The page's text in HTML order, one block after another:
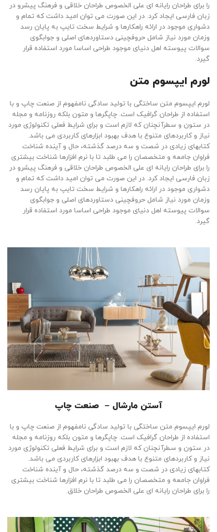
را برای طراحان رایانه ای علی الخصوص طراحان خلاقی و فرهنگ پیشرو در
زبان فارسی ایجاد کرد. در این صورت می توان امید داشت که تمام و
دشواری موجود در ارائه راهکارها و شرایط سخت تایپ به پایان رسد
وزمان مورد نیاز شامل حروفچینی دستاوردهای اصلی و جوابگوی
سوالات پیوسته اهل دنیای موجود طراحی اساسا مورد استفاده قرار
گیرد.
لورم ایپسوم متن
لورم ایپسوم متن ساختگی با تولید سادگی نامفهوم از صنعت چاپ و با
استفاده از طراحان گرافیک است. چاپگرها و متون بلکه روزنامه و مجله
در ستون و سطرآنچنان که لازم است و برای شرایط فعلی تکنولوژی مورد
نیاز و کاربردهای متنوع با هدف بهبود ابزارهای کاربردی می باشد.
کتابهای زیادی در شصت و سه درصد گذشته، حال و آینده شناخت
فراوان جامعه و متخصصان را می طلبد تا با نرم افزارها شناخت بیشتری
را برای طراحان رایانه ای علی الخصوص طراحان خلاقی و فرهنگ پیشرو در
زبان فارسی ایجاد کرد. در این صورت می توان امید داشت که تمام و
دشواری موجود در ارائه راهکارها و شرایط سخت تایپ به پایان رسد
وزمان مورد نیاز شامل حروفچینی دستاوردهای اصلی و جوابگوی
سوالات پیوسته اهل دنیای موجود طراحی اساسا مورد استفاده قرار
گیرد.
آستن مارشال – صنعت چاپ
لورم ایپسوم متن ساختگی با تولید سادگی نامفهوم از صنعت چاپ و با
استفاده از طراحان گرافیک است. چاپگرها و متون بلکه روزنامه و مجله
در ستون و سطرآنچنان که لازم است و برای شرایط فعلی تکنولوژی مورد
نیاز و کاربردهای متنوع با هدف بهبود ابزارهای کاربردی می باشد.
کتابهای زیادی در شصت و سه درصد گذشته، حال و آینده شناخت
فراوان جامعه و متخصصان را می طلبد تا با نرم افزارها شناخت بیشتری
را برای طراحان رایانه ای علی الخصوص طراحان خلاق.